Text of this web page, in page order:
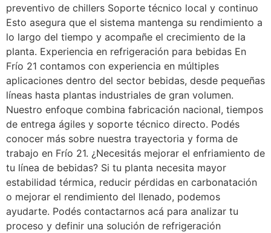
preventivo de chillers Soporte técnico local y continuo
Esto asegura que el sistema mantenga su rendimiento a
lo largo del tiempo y acompañe el crecimiento de la
planta. Experiencia en refrigeración para bebidas En
Frío 21 contamos con experiencia en múltiples
aplicaciones dentro del sector bebidas, desde pequeñas
líneas hasta plantas industriales de gran volumen.
Nuestro enfoque combina fabricación nacional, tiempos
de entrega ágiles y soporte técnico directo. Podés
conocer más sobre nuestra trayectoria y forma de
trabajo en Frío 21. ¿Necesitás mejorar el enfriamiento de
tu línea de bebidas? Si tu planta necesita mayor
estabilidad térmica, reducir pérdidas en carbonatación
o mejorar el rendimiento del llenado, podemos
ayudarte. Podés contactarnos acá para analizar tu
proceso y definir una solución de refrigeración